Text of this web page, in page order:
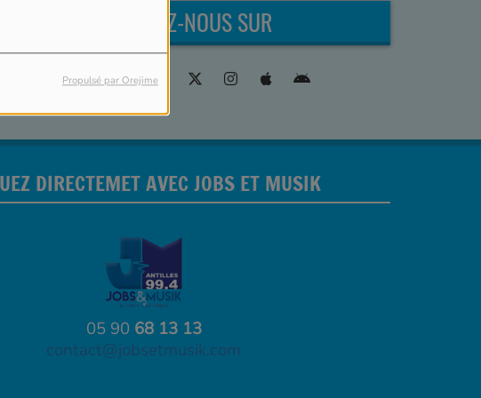
Propulsé par Orejime
RETROUVEZ-NOUS SUR
DIRECTEMET AVEC JOBS ET MUSIK
05 90 68 13 13
contact@jobsetmusik.com